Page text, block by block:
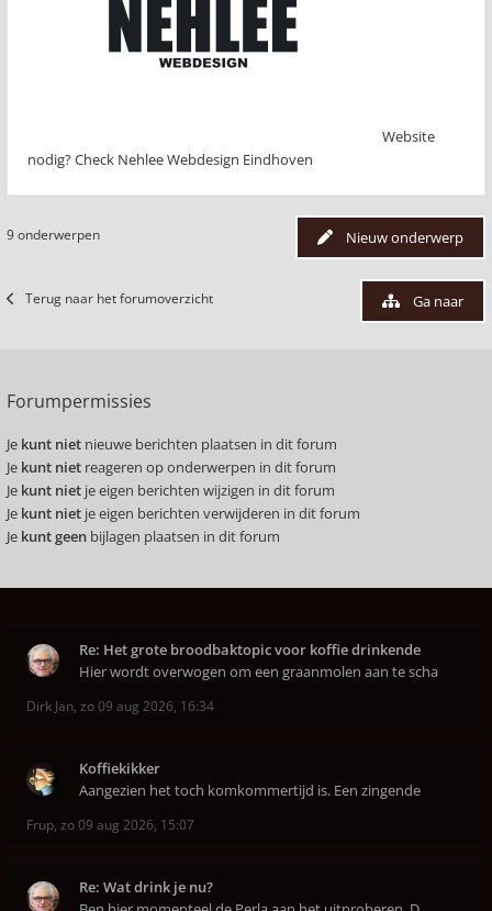
Website
nodig? Check Nehlee Webdesign Eindhoven
Nieuw onderwerp
9 onderwerpen
Terug naar het forumoverzicht Ga naar
Forumpermissies
Je kunt niet nieuwe berichten plaatsen in dit forum
Je kunt niet reageren op onderwerpen in dit forum
Je kunt niet je eigen berichten wijzigen in dit forum
Je kunt niet je eigen berichten verwijderen in dit forum
Je kunt geen bijlagen plaatsen in dit forum
Re: Het grote broodbaktopic voor koffie drinkende
Hier wordt overwogen om een graanmolen aan te scha
Dirk Jan, zo 09 aug 2026, 16:34
Koffiekikker
Aangezien het toch komkommertijd is. Een zingende
Frup, zo 09 aug 2026, 15:07
Re: Wat drink je nu?